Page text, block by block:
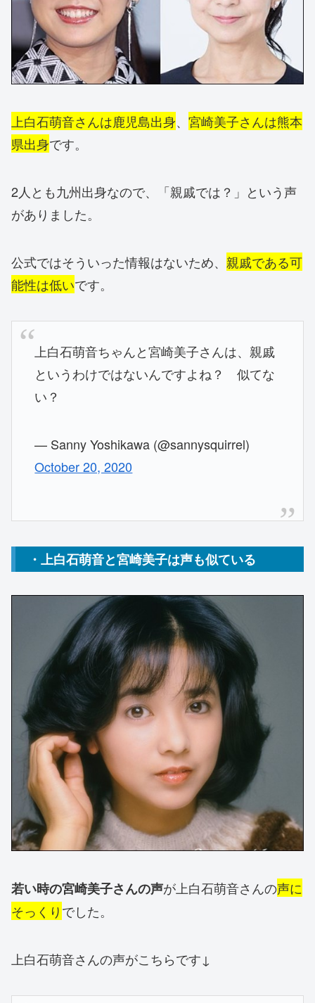
上白石萌音さんは鹿児島出身、 宮崎美子さんは熊本
県出身です。
2人とも九州出身なので、「親戚では？」という声
がありました。
公式ではそういった情報はないため、 親戚である可
能性は低いです。
上白石萌音ちゃんと宮崎美子さんは、親戚
というわけではないんですよね？ 似てな
い？
— Sanny Yoshikawa (@sannysquirrel)
October 20, 2020
・上白石萌音と宮崎美子は声も似ている
若い時の宮崎美子さんの声が上白石萌音さんの声に
そっくりでした。
上白石萌音さんの声がこちらです↓